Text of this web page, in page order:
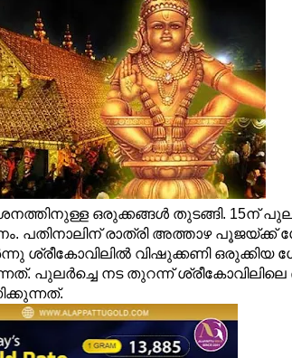
ഒരുക്കങ്ങള്‍ തുടങ്ങി. 15ന്
രാത്രി അത്താഴ പൂജയ്ക്ക്
ശ്രീകോവിലില്‍ വിഷുക്കണി ഒരുക്കിയ
പുലര്‍ച്ചെ നട തുറന്ന് ശ്രീകോവിലിലെ